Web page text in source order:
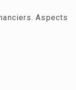
Aspects